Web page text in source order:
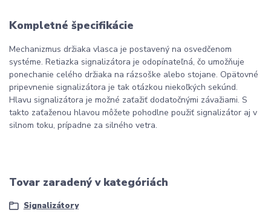
Kompletné špecifikácie
Mechanizmus držiaka vlasca je postavený na osvedčenom
systéme. Retiazka signalizátora je odopínateľná, čo umožňuje
ponechanie celého držiaka na rázsoške alebo stojane. Opätovné
pripevnenie signalizátora je tak otázkou niekoľkých sekúnd.
Hlavu signalizátora je možné zaťažiť dodatočnými závažiami. S
takto zaťaženou hlavou môžete pohodlne použiť signalizátor aj v
silnom toku, prípadne za silného vetra.
Tovar zaradený v kategóriách
Signalizátory